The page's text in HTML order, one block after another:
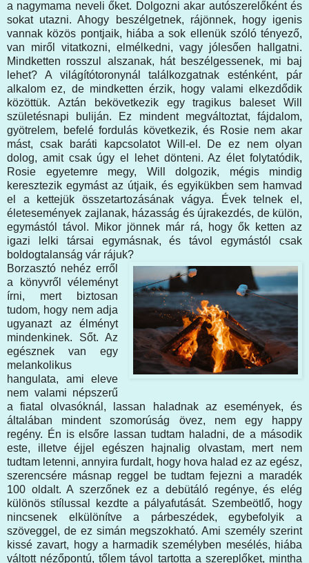
a nagymama neveli őket. Dolgozni akar autószerelőként és
sokat utazni. Ahogy beszélgetnek, rájönnek, hogy igenis
vannak közös pontjaik, hiába a sok ellenük szóló tényező,
van miről vitatkozni, elmélkedni, vagy jólesően hallgatni.
Mindketten rosszul alszanak, hát beszélgessenek, mi baj
lehet? A világítótoronynál találkozgatnak esténként, pár
alkalom ez, de mindketten érzik, hogy valami elkezdődik
közöttük. Aztán bekövetkezik egy tragikus baleset Will
születésnapi buliján. Ez mindent megváltoztat, fájdalom,
gyötrelem, befelé fordulás következik, és Rosie nem akar
mást, csak baráti kapcsolatot Will-el. De ez nem olyan
dolog, amit csak úgy el lehet dönteni. Az élet folytatódik,
Rosie egyetemre megy, Will dolgozik, mégis mindig
keresztezik egymást az útjaik, és egyikükben sem hamvad
el a kettejük összetartozásának vágya. Évek telnek el,
életesemények zajlanak, házasság és újrakezdés, de külön,
egymástól távol. Mikor jönnek már rá, hogy ők ketten az
igazi lelki társai egymásnak, és távol egymástól csak
boldogtalanság vár rájuk?
Borzasztó nehéz erről
a könyvről véleményt
írni, mert biztosan
tudom, hogy nem adja
ugyanazt az élményt
mindenkinek. Sőt. Az
egésznek van egy
melankolikus
hangulata, ami eleve
nem valami népszerű
a fiatal olvasóknál, lassan haladnak az események, és
általában mindent szomorúság övez, nem egy happy
regény. Én is elsőre lassan tudtam haladni, de a második
este, illetve éjjel egészen hajnalig olvastam, mert nem
tudtam letenni, annyira furdalt, hogy hova halad ez az egész,
szerencsére másnap reggel be tudtam fejezni a maradék
100 oldalt. A szerzőnek ez a debütáló regénye, és elég
különös stílussal kezdte a pályafutását. Szembeötlő, hogy
nincsenek elkülönítve a párbeszédek, egybefolyik a
szöveggel, de ez simán megszokható. Ami személy szerint
kissé zavart, hogy a harmadik személyben mesélés, hiába
váltott nézőpontú, tőlem távol tartotta a szereplőket, mintha